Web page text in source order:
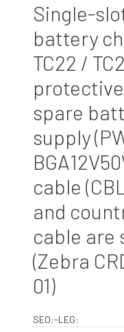
Single-
battery
TC22 /
spare
supply
cable
and
cable are
(Zebra
01)
SEO:-LEG: